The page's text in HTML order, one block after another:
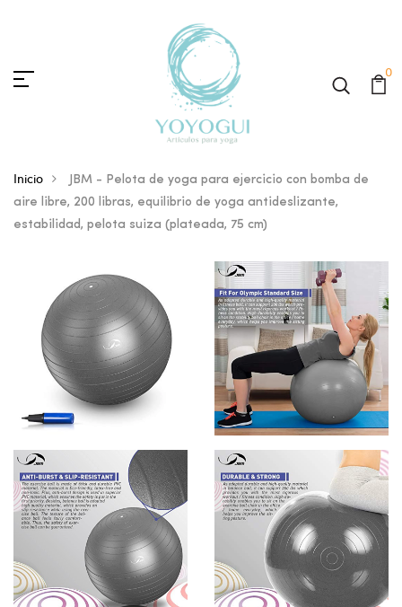
0
Inicio
JBM - Pelota de yoga para ejercicio con bomba de
aire libre, 200 libras, equilibrio de yoga antideslizante,
estabilidad, pelota suiza (plateada, 75 cm)